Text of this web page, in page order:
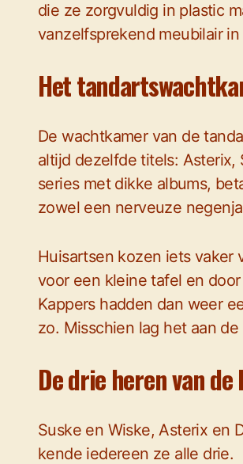
die ze zorgvuldig in plastic
vanzelfsprekend meubilair
Het
De wachtkamer van de
altijd dezelfde titels: Asterix,
series met dikke albums,
zowel een nerveuze
Huisartsen kozen iets vaker
voor een kleine tafel en
Kappers hadden dan weer
zo. Misschien lag het aan
De drie heren van de
Suske en Wiske, Asterix en
kende iedereen ze alle drie.